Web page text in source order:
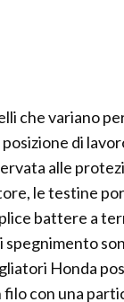
che variano
di
alle
le testine
battere a
Honda
con una